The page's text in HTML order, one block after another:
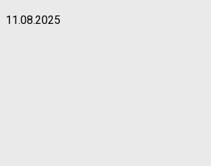
11.08.2025